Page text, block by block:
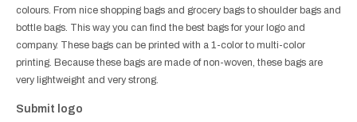
colours. From nice shopping bags and grocery bags to shoulder bags and
bottle bags. This way you can find the best bags for your logo and
company. These bags can be printed with a 1-color to multi-color
printing. Because these bags are made of non-woven, these bags are
very lightweight and very strong.
Submit logo